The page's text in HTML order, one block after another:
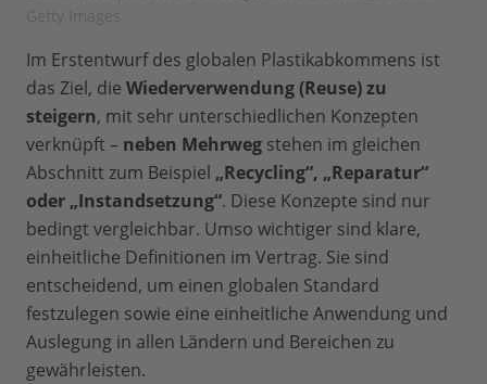
Im Erstentwurf des globalen Plastikabkommens ist
das Ziel, die Wiederverwendung (Reuse) zu
steigern, mit sehr unterschiedlichen Konzepten
verknüpft – neben Mehrweg stehen im gleichen
Abschnitt zum Beispiel „Recycling“, „Reparatur“
oder „Instandsetzung“. Diese Konzepte sind nur
bedingt vergleichbar. Umso wichtiger sind klare,
einheitliche Definitionen im Vertrag. Sie sind
entscheidend, um einen globalen Standard
festzulegen sowie eine einheitliche Anwendung und
Auslegung in allen Ländern und Bereichen zu
gewährleisten.